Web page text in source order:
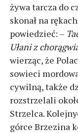
żywa tarcza do
skonał na
powiedzieć: –
Ułani z
wierząc, że
sowieci
cywilną, także
rozstrzelali
Strzelca.
górce Brzezina